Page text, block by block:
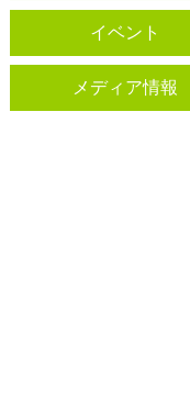
イベント
メディア情報